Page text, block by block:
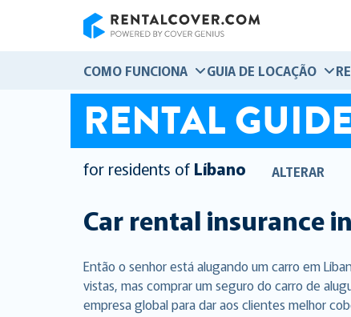
COMO FUNCIONA GUIA DE LOCAÇÃO
RENTAL GUIDE
for residents of Líbano ALTERAR
Car rental insurance in
Então o senhor está alugando um carro em
vistas, mas comprar um seguro do carro de
empresa global para dar aos clientes melhor